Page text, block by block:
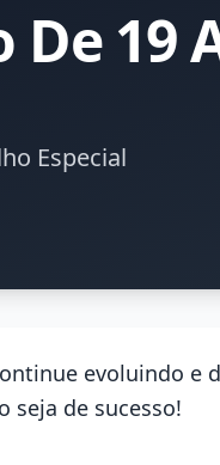
19
Especial
evoluindo e
seja de sucesso!